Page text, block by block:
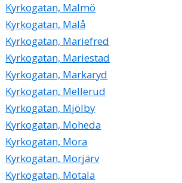
Kyrkogatan, Malmö
Kyrkogatan, Malå
Kyrkogatan, Mariefred
Kyrkogatan, Mariestad
Kyrkogatan, Markaryd
Kyrkogatan, Mellerud
Kyrkogatan, Mjölby
Kyrkogatan, Moheda
Kyrkogatan, Mora
Kyrkogatan, Morjärv
Kyrkogatan, Motala